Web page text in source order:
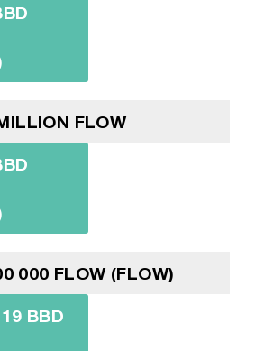
FLOW
000 FLOW (FLOW)
BBD